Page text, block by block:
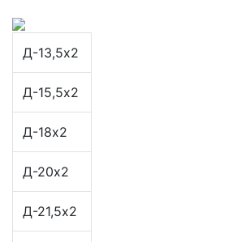
Д-13,5х2
Д-15,5х2
Д-18х2
Д-20х2
Д-21,5х2